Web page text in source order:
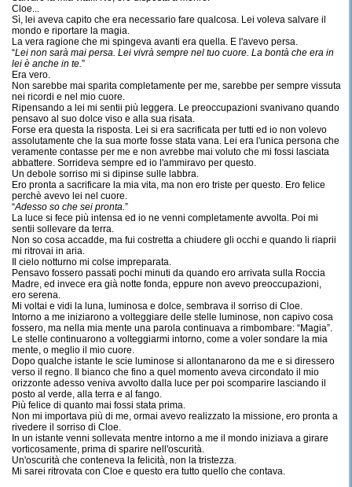
Cloe...
Sì, lei aveva capito che era necessario fare qualcosa. Lei voleva salvare il
mondo e riportare la magia.
La vera ragione che mi spingeva avanti era quella. E l'avevo persa.
“Lei non sarà mai persa. Lei vivrà sempre nel tuo cuore. La bontà che era in
lei è anche in te.”
Era vero.
Non sarebbe mai sparita completamente per me, sarebbe per sempre vissuta
nei ricordi e nel mio cuore.
Ripensando a lei mi sentii più leggera. Le preoccupazioni svanivano quando
pensavo al suo dolce viso e alla sua risata.
Forse era questa la risposta. Lei si era sacrificata per tutti ed io non volevo
assolutamente che la sua morte fosse stata vana. Lei era l'unica persona che
veramente contasse per me e non avrebbe mai voluto che mi fossi lasciata
abbattere. Sorrideva sempre ed io l'ammiravo per questo.
Un debole sorriso mi si dipinse sulle labbra.
Ero pronta a sacrificare la mia vita, ma non ero triste per questo. Ero felice
perchè avevo lei nel cuore.
“Adesso so che sei pronta.”
La luce si fece più intensa ed io ne venni completamente avvolta. Poi mi
sentii sollevare da terra.
Non so cosa accadde, ma fui costretta a chiudere gli occhi e quando li riaprii
mi ritrovai in aria.
Il cielo notturno mi colse impreparata.
Pensavo fossero passati pochi minuti da quando ero arrivata sulla Roccia
Madre, ed invece era già notte fonda, eppure non avevo preoccupazioni,
ero serena.
Mi voltai e vidi la luna, luminosa e dolce, sembrava il sorriso di Cloe.
Intorno a me iniziarono a volteggiare delle stelle luminose, non capivo cosa
fossero, ma nella mia mente una parola continuava a rimbombare: “Magia”.
Le stelle continuarono a volteggiarmi intorno, come a voler sondare la mia
mente, o meglio il mio cuore.
Dopo qualche istante le scie luminose si allontanarono da me e si diressero
verso il regno. Il bianco che fino a quel momento aveva circondato il mio
orizzonte adesso veniva avvolto dalla luce per poi scomparire lasciando il
posto al verde, alla terra e al fango.
Più felice di quanto mai fossi stata prima.
Non mi importava più di me, ormai avevo realizzato la missione, ero pronta a
rivedere il sorriso di Cloe.
In un istante venni sollevata mentre intorno a me il mondo iniziava a girare
vorticosamente, prima di sparire nell'oscurità.
Un'oscurità che conteneva la felicità, non la tristezza.
Mi sarei ritrovata con Cloe e questo era tutto quello che contava.